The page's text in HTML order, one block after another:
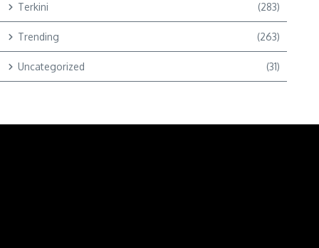
Terkini (283)
Trending (263)
Uncategorized (31)